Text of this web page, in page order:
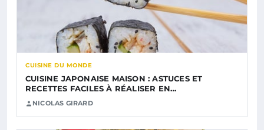
CUISINE DU MONDE
CUISINE JAPONAISE MAISON : ASTUCES ET
RECETTES FACILES À RÉALISER EN…
NICOLAS GIRARD